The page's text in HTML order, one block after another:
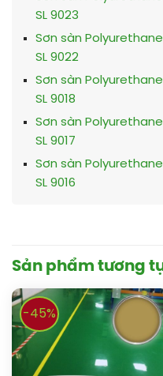
SL 9023
Sơn sàn Polyurethane
SL 9022
Sơn sàn Polyurethane
SL 9018
Sơn sàn Polyurethane
SL 9017
Sơn sàn Polyurethane
SL 9016
Sản phẩm tương
-45%